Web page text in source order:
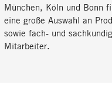
München, Köln und Bonn
eine große Auswahl an
sowie fach- und
Mitarbeiter.